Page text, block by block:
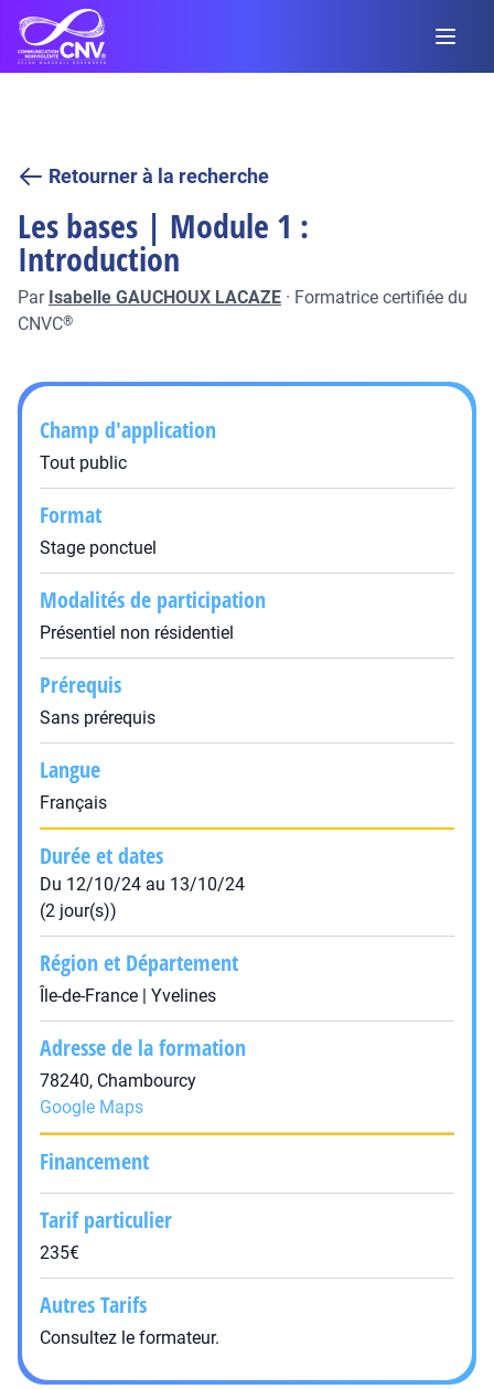
Retourner à la recherche
Les bases | Module 1 :
Introduction
Par Isabelle GAUCHOUX LACAZE · Formatrice certifiée du
CNVC®
Champ d'application
Tout public
Format
Stage ponctuel
Modalités de participation
Présentiel non résidentiel
Prérequis
Sans prérequis
Langue
Français
Durée et dates
Du 12/10/24 au 13/10/24
(2 jour(s))
Région et Département
Île-de-France | Yvelines
Adresse de la formation
78240, Chambourcy
Google Maps
Financement
Tarif particulier
235€
Autres Tarifs
Consultez le formateur.